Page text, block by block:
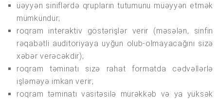
üəyyən siniflərdə qrupların tutumunu müəyyən etmək
mümkündür;
roqram interaktiv göstərişlər verir (məsələn, sinfin
rəqabətli auditoriyaya uyğun olub-olmayacağını sizə
xəbər verəcəkdir);
roqram təminatı sizə rahat formatda cədvəllərlə
işləməyə imkan verir;
roqram təminatı vasitəsilə mürəkkəb və ya yüksək